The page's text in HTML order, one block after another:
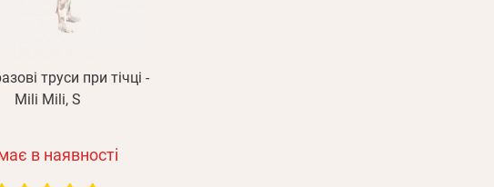
труси при тічці -
Mili Mili, S
в наявності